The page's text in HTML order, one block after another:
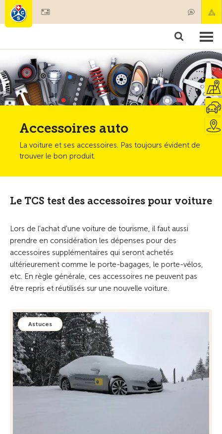
Membres & prestations
Tests, sécurité & santé
Accessoires auto
La voiture et ses accessoires. Pas toujours évident de
trouver le bon produit.
Le TCS test des accessoires pour voiture
Lors de l'achat d'une voiture de tourisme, il faut aussi
prendre en considération les dépenses pour des
accessoires supplémentaires qui seront achetés
ultérieurement comme le porte-bagages, le porte-vélos,
etc. En règle générale, ces accessoires ne peuvent pas
être repris et réutilisés sur une nouvelle voiture.
Astuces